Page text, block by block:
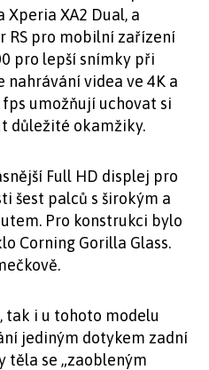
Xperia XA2 Dual, a
RS pro mobilní zařízení
pro lepší snímky při
nahrávání videa ve 4K a
umožňují uchovat si
důležité okamžiky.
Full HD displej pro
šest palců s širokým a
Pro konstrukci bylo
Corning Gorilla Glass.
tak i u tohoto modelu
jediným dotykem zadní
těla se „zaobleným